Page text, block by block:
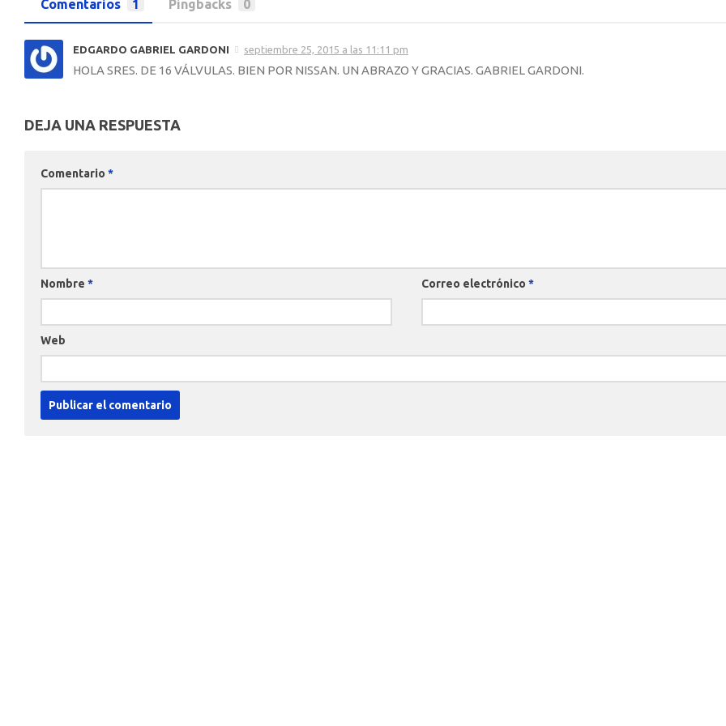
Comentarios 1 Pingbacks 0
EDGARDO GABRIEL GARDONI septiembre 25, 2015 a las 11:11 pm
HOLA SRES. DE 16 VÁLVULAS. BIEN POR NISSAN. UN ABRAZO Y GRACIAS. GABRIEL GARDONI.
DEJA UNA RESPUESTA
Comentario *
Nombre * Correo electrónico*
Web